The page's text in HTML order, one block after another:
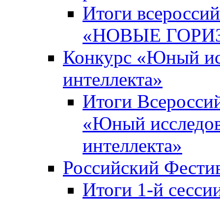
Итоги
«НОВЫЕ
Конкурс «Юный
интеллекта»
Итоги
«Юный
интеллекта»
Российский
Итоги 1-й